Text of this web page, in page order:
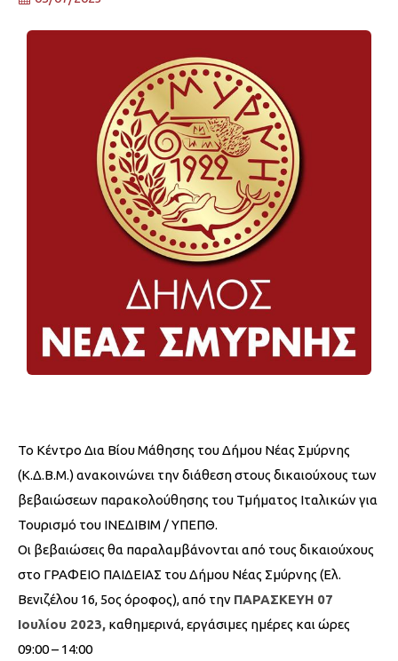
Το Κέντρο Δια Βίου Μάθησης του Δήμου Νέας Σμύρνης
(Κ.Δ.Β.Μ.) ανακοινώνει την διάθεση στους δικαιούχους των
βεβαιώσεων παρακολούθησης του Τμήματος Ιταλικών για
Τουρισμό του ΙΝΕΔΙΒΙΜ / ΥΠΕΠΘ.
Οι βεβαιώσεις θα παραλαμβάνονται από τους δικαιούχους
στο ΓΡΑΦΕΙΟ ΠΑΙΔΕΙΑΣ του Δήμου Νέας Σμύρνης (Ελ.
Βενιζέλου 16, 5ος όροφος), από την ΠΑΡΑΣΚΕΥΗ 07
Ιουλίου 2023, καθημερινά, εργάσιμες ημέρες και ώρες
09:00 – 14:00